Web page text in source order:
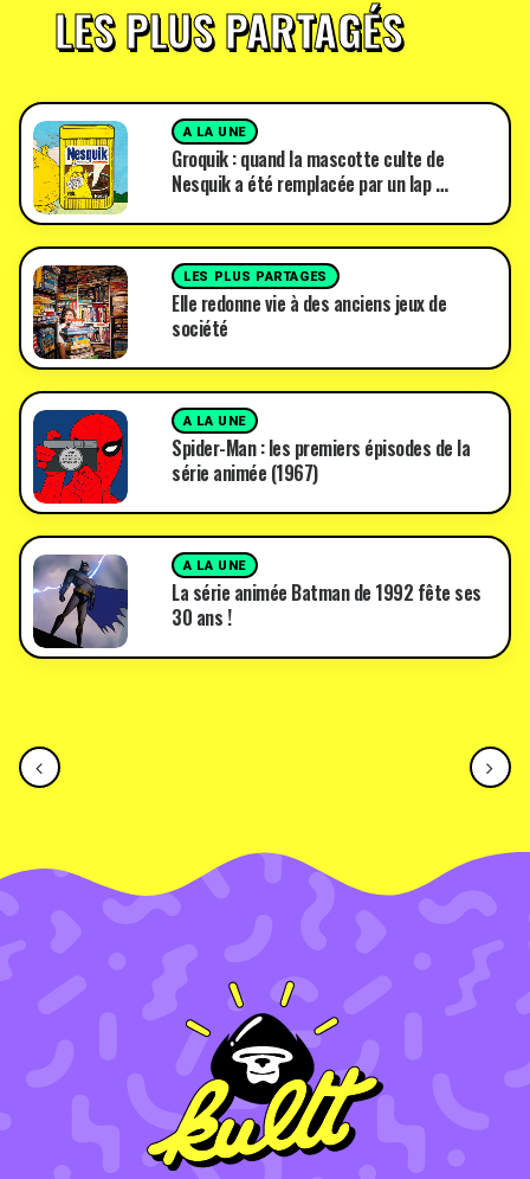
LES PLUS PARTAGÉS
A LA UNE
Groquik : quand la mascotte culte de
Nesquik a été remplacée par un lap …
LES PLUS PARTAGES
Elle redonne vie à des anciens jeux de
société
A LA UNE
Spider-Man : les premiers épisodes de la
série animée (1967)
A LA UNE
La série animée Batman de 1992 fête ses
30 ans !